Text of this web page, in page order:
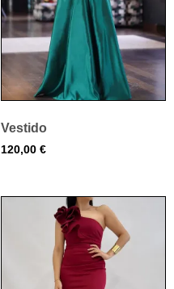
Vestido
120,00 €